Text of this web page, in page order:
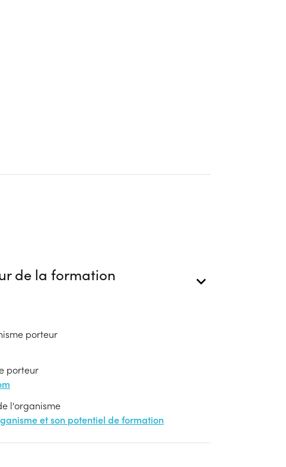
de la formation
porteur
porteur
l'organisme
et son potentiel de formation